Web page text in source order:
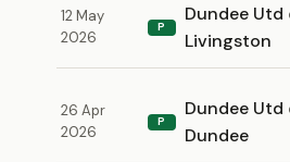
12 May
2026
P
Dundee Utd
Livingston
26 Apr
2026
P
Dundee Utd
Dundee